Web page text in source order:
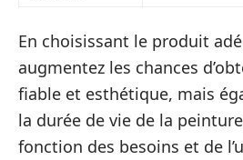
En choisissant le produit
augmentez les chances
fiable et esthétique, mais
la durée de vie de la
fonction des besoins et de